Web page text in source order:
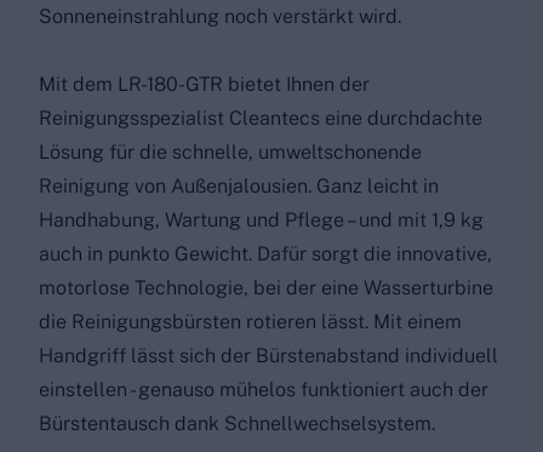
Sonneneinstrahlung noch verstärkt wird.
Mit dem LR-180-GTR bietet Ihnen der
Reinigungsspezialist Cleantecs eine durchdachte
Lösung für die schnelle, umweltschonende
Reinigung von Außenjalousien. Ganz leicht in
Handhabung, Wartung und Pflege – und mit 1,9 kg
auch in punkto Gewicht. Dafür sorgt die innovative,
motorlose Technologie, bei der eine Wasserturbine
die Reinigungsbürsten rotieren lässt. Mit einem
Handgriff lässt sich der Bürstenabstand individuell
einstellen - genauso mühelos funktioniert auch der
Bürstentausch dank Schnellwechselsystem.